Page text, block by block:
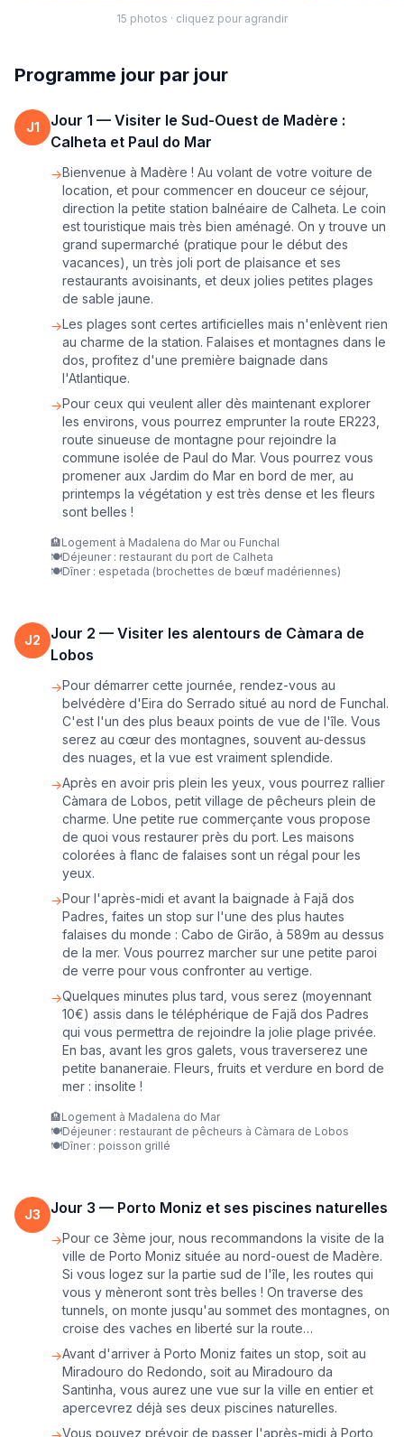
15 photos · cliquez pour agrandir
Programme jour par jour
J1 Jour 1 — Visiter le Sud-Ouest de Madère :
Calheta et Paul do Mar
→Bienvenue à Madère ! Au volant de votre voiture de
location, et pour commencer en douceur ce séjour,
direction la petite station balnéaire de Calheta. Le coin
est touristique mais très bien aménagé. On y trouve un
grand supermarché (pratique pour le début des
vacances), un très joli port de plaisance et ses
restaurants avoisinants, et deux jolies petites plages
de sable jaune.
→Les plages sont certes artificielles mais n'enlèvent rien
au charme de la station. Falaises et montagnes dans le
dos, profitez d'une première baignade dans
l'Atlantique.
→Pour ceux qui veulent aller dès maintenant explorer
les environs, vous pourrez emprunter la route ER223,
route sinueuse de montagne pour rejoindre la
commune isolée de Paul do Mar. Vous pourrez vous
promener aux Jardim do Mar en bord de mer, au
printemps la végétation y est très dense et les fleurs
sont belles !
🏨Logement à Madalena do Mar ou Funchal
🍽️Déjeuner : restaurant du port de Calheta
🍽️Dîner : espetada (brochettes de bœuf madériennes)
J2 Jour 2 — Visiter les alentours de Càmara de
Lobos
→Pour démarrer cette journée, rendez-vous au
belvédère d'Eira do Serrado situé au nord de Funchal.
C'est l'un des plus beaux points de vue de l'île. Vous
serez au cœur des montagnes, souvent au-dessus
des nuages, et la vue est vraiment splendide.
→Après en avoir pris plein les yeux, vous pourrez rallier
Càmara de Lobos, petit village de pêcheurs plein de
charme. Une petite rue commerçante vous propose
de quoi vous restaurer près du port. Les maisons
colorées à flanc de falaises sont un régal pour les
yeux.
→Pour l'après-midi et avant la baignade à Fajã dos
Padres, faites un stop sur l'une des plus hautes
falaises du monde : Cabo de Girão, à 589m au dessus
de la mer. Vous pourrez marcher sur une petite paroi
de verre pour vous confronter au vertige.
→Quelques minutes plus tard, vous serez (moyennant
10€) assis dans le téléphérique de Fajã dos Padres
qui vous permettra de rejoindre la jolie plage privée.
En bas, avant les gros galets, vous traverserez une
petite bananeraie. Fleurs, fruits et verdure en bord de
mer : insolite !
🏨Logement à Madalena do Mar
🍽️Déjeuner : restaurant de pêcheurs à Càmara de Lobos
🍽️Dîner : poisson grillé
J3 Jour 3 — Porto Moniz et ses piscines naturelles
→Pour ce 3ème jour, nous recommandons la visite de la
ville de Porto Moniz située au nord-ouest de Madère.
Si vous logez sur la partie sud de l'île, les routes qui
vous y mèneront sont très belles ! On traverse des
tunnels, on monte jusqu'au sommet des montagnes, on
croise des vaches en liberté sur la route…
→Avant d'arriver à Porto Moniz faites un stop, soit au
Miradouro do Redondo, soit au Miradouro da
Santinha, vous aurez une vue sur la ville en entier et
apercevrez déjà ses deux piscines naturelles.
Vous pouvez prévoir de passer l'après-midi à Porto